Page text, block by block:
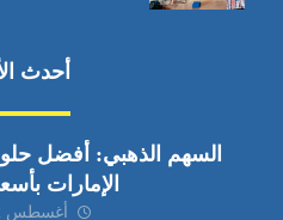
أحدث
السهم الذهبي: أفضل
الإمارات
أغسطس 2, 2026